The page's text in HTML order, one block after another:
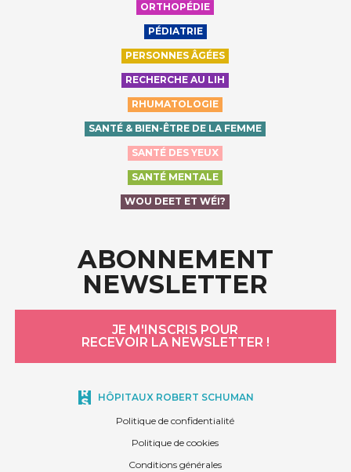
ORTHOPÉDIE
PÉDIATRIE
PERSONNES ÂGÉES
RECHERCHE AU LIH
RHUMATOLOGIE
SANTÉ & BIEN-ÊTRE DE LA FEMME
SANTÉ DES YEUX
SANTÉ MENTALE
WOU DEET ET WÉI?
ABONNEMENT
NEWSLETTER
JE M'INSCRIS POUR
RECEVOIR LA NEWSLETTER !
HÔPITAUX ROBERT SCHUMAN
Politique de confidentialité
Politique de cookies
Conditions générales